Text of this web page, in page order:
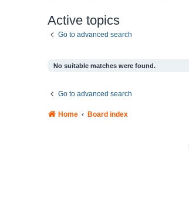
Active topics
Go to advanced search
No suitable matches were found.
Go to advanced search
Home Board index